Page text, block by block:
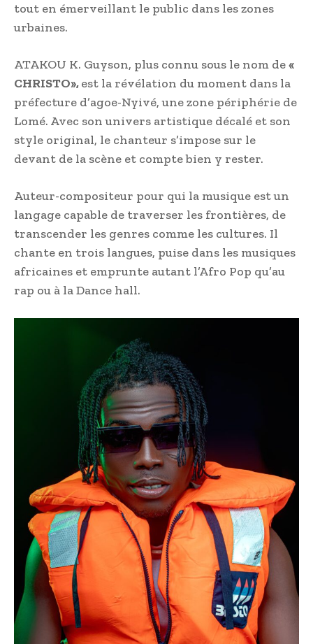
tout en émerveillant le public dans les zones
urbaines.
ATAKOU K. Guyson, plus connu sous le nom de«
CHRISTO»,est la révélation du moment dans la
préfecture d’agoe-Nyivé, une zone périphérie de
Lomé. Avec son univers artistique décalé et son
style original, le chanteur s’impose sur le
devant de la scène et compte bien y rester.
Auteur-compositeur pour qui la musique est un
langage capable de traverser les frontières, de
transcender les genres comme les cultures. Il
chante en trois langues, puise dans les musiques
africaines et emprunte autant l’Afro Pop qu’au
rap ou à la Dance hall.